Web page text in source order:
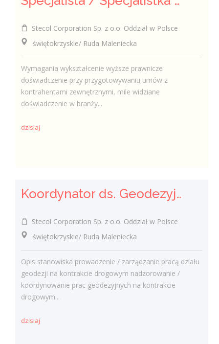
Stecol Corporation Sp. z o.o. Oddział w Polsce
świętokrzyskie/ Ruda Maleniecka
Wymagania wykształcenie wyższe prawnicze
doświadczenie przy przygotowywaniu umów z
kontrahentami zewnętrznymi, mile widziane
doświadczenie w branży...
dzisiaj
Koordynator ds. Geodezyjnych
Stecol Corporation Sp. z o.o. Oddział w Polsce
świętokrzyskie/ Ruda Maleniecka
Opis stanowiska prowadzenie / zarządzanie pracą działu
geodezji na kontrakcie drogowym nadzorowanie /
koordynowanie prac geodezyjnych na kontrakcie
drogowym...
dzisiaj